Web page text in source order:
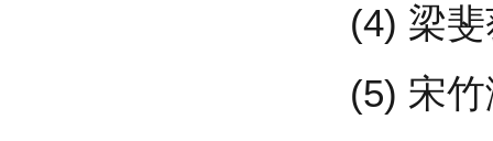
(4) 梁斐
(5) 宋竹满